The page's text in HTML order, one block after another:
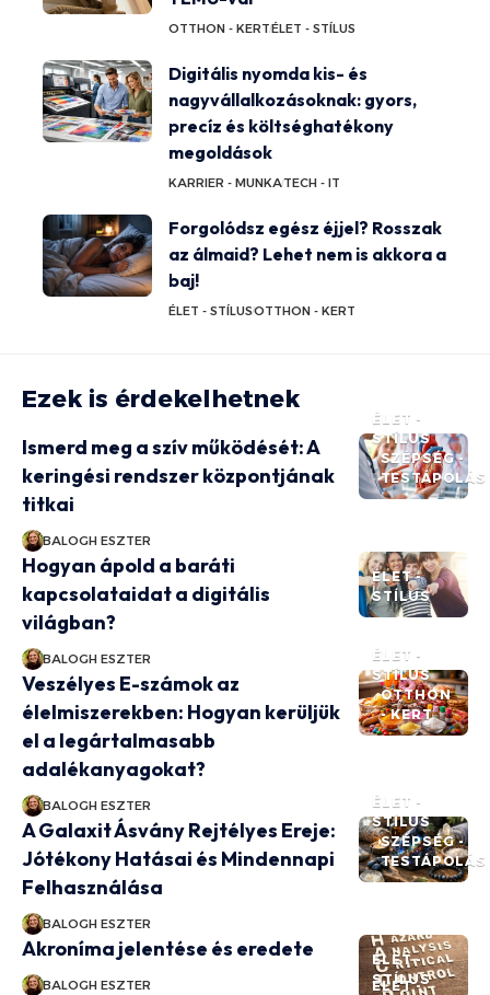
OTTHON - KERTÉLET - STÍLUS
Digitális nyomda kis- és
nagyvállalkozásoknak: gyors,
precíz és költséghatékony
megoldások
KARRIER - MUNKATECH - IT
Forgolódsz egész éjjel? Rosszak
az álmaid? Lehet nem is akkora a
baj!
ÉLET - STÍLUSOTTHON - KERT
Ezek is érdekelhetnek
ÉLET -
STÍLUS
SZÉPSÉG -
TESTÁPOLÁS
Ismerd meg a szív működését: A
keringési rendszer központjának
titkai
BALOGH ESZTER
ÉLET -
STÍLUS
Hogyan ápold a baráti
kapcsolataidat a digitális
világban?
BALOGH ESZTER
ÉLET -
STÍLUS
OTTHON
- KERT
Veszélyes E-számok az
élelmiszerekben: Hogyan kerüljük
el a legártalmasabb
adalékanyagokat?
BALOGH ESZTER
ÉLET -
STÍLUS
SZÉPSÉG -
TESTÁPOLÁS
A Galaxit Ásvány Rejtélyes Ereje:
Jótékony Hatásai és Mindennapi
Felhasználása
BALOGH ESZTER
ÉLET -
STÍLUS
Akroníma jelentése és eredete
BALOGH ESZTER
ÉLET -